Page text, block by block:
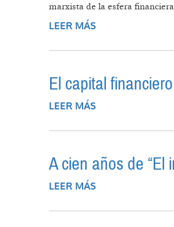
marxista de la esfera
LEER MÁS
El capital
LEER MÁS
A cien años de “El
LEER MÁS